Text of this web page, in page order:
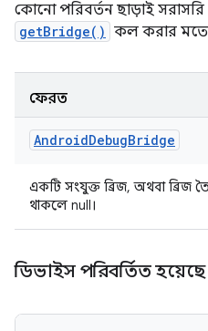
কোনো পরিবর্তন ছাড়াই
getBridge() কল করার
ফেরত
AndroidDebugBridge
একটি সংযুক্ত ব্রিজ, অথবা ব্রিজ
থাকলে null।
ডিভাইস পরিবর্তিত হয়েছে